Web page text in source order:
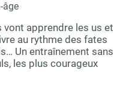
âge
vont apprendre les us et
au rythme des fates
Un entraînement sans
les plus courageux